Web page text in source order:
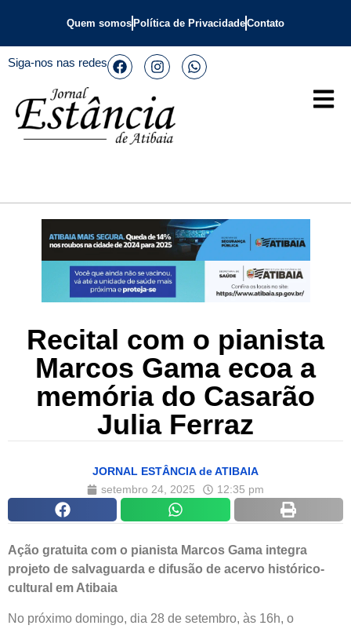
Quem somos Política de PrivacidadeContato
Siga-nos nas redes
Recital com o pianista
Marcos Gama ecoa a
memória do Casarão
Julia Ferraz
JORNAL ESTÂNCIA de ATIBAIA
setembro 24, 2025
12:35 pm
Ação gratuita com o pianista Marcos Gama integra
projeto de salvaguarda e difusão de acervo histórico-
cultural em Atibaia
No próximo domingo, dia 28 de setembro, às 16h, o